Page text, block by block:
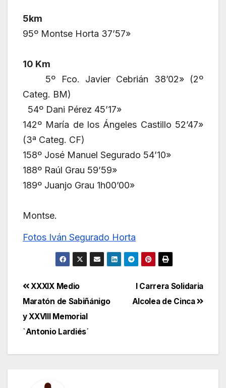
5km
95º Montse Horta 37’57»
10 Km
5º Fco. Javier Cebrián 38’02» (2º
Categ. BM)
54º Dani Pérez 45’17»
142º María de los Ángeles Castillo 52’47»
(3ª Categ. CF)
158º José Manuel Segurado 54’10»
188º Raúl Grau 59’59»
189º Juanjo Grau 1h00’00»
Montse.
Fotos Iván Segurado Horta
Navegación
de
entradas
I Carrera Solidaria
Alcolea de Cinca
XXXIX Medio
Maratón de Sabiñánigo
y XXVIII Memorial
`Antonio Lardiés´